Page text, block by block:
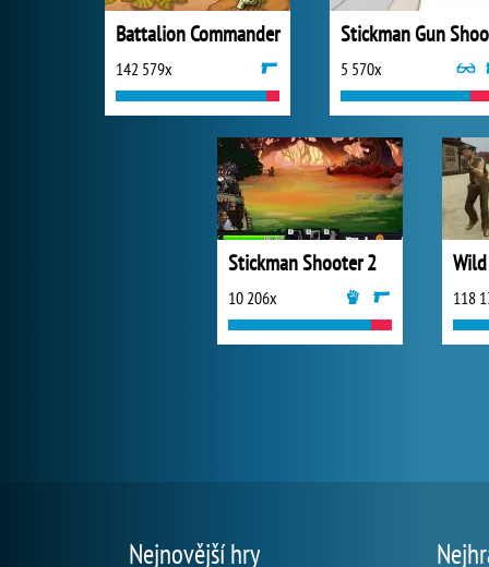
Battalion Commander
142 579x 5 570x
Stickman Shooter 2
10 206x 118
Nejnovější hry